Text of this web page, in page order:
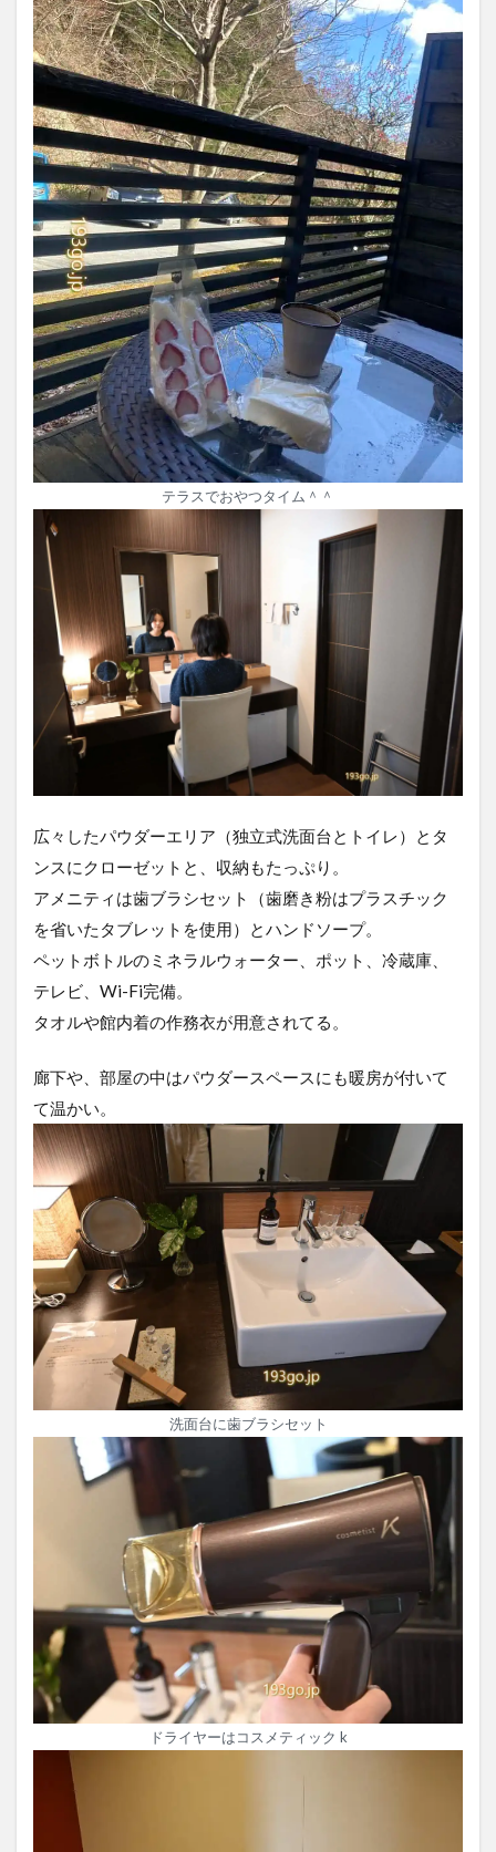
テラスでおやつタイム＾＾
広々したパウダーエリア（独立式洗面台とトイレ）とタ
ンスにクローゼットと、収納もたっぷり。
アメニティは歯ブラシセット（歯磨き粉はプラスチック
を省いたタブレットを使用）とハンドソープ。
ペットボトルのミネラルウォーター、ポット、冷蔵庫、
テレビ、Wi-Fi完備。
タオルや館内着の作務衣が用意されてる。
廊下や、部屋の中はパウダースペースにも暖房が付いて
て温かい。
洗面台に歯ブラシセット
ドライヤーはコスメティック k